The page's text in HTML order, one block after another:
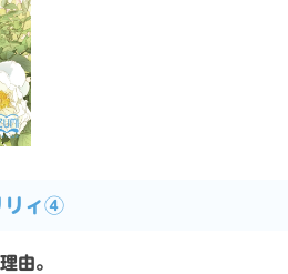
リィ④
由。